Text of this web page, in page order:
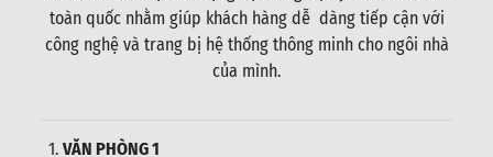
toàn quốc nhằm giúp khách hàng dễ dàng tiếp cận với
công nghệ và trang bị hệ thống thông minh cho ngôi nhà
của mình.
1. VĂN PHÒNG 1